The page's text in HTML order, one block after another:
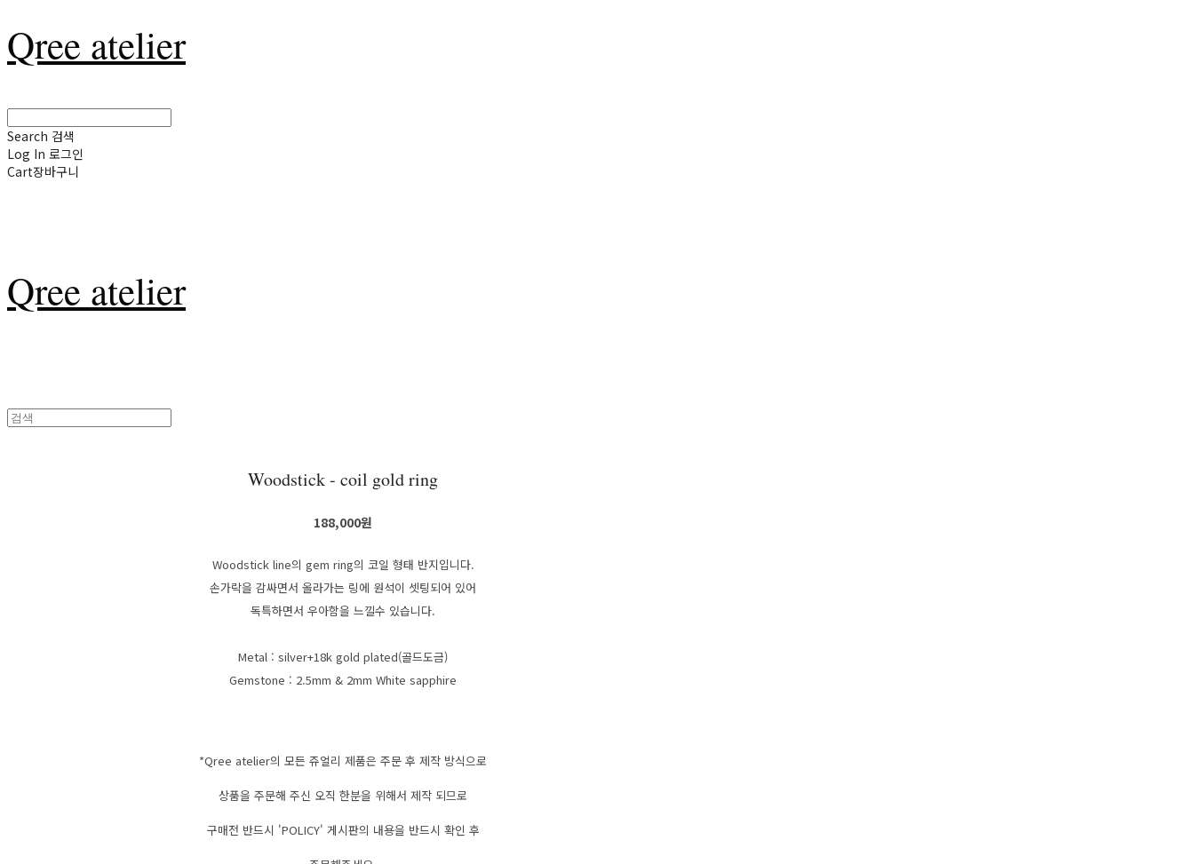
Qree atelier
Search 검색
Log In 로그인
Cart장바구니
Qree atelier
Woodstick - coil gold ring
188,000원
Woodstick line의 gem ring의 코일 형태 반지입니다.
손가락을 감싸면서 올라가는 링에 원석이 셋팅되어 있어
독특하면서 우아함을 느낄수 있습니다.
Metal : silver+18k gold plated(골드도금)
Gemstone : 2.5mm & 2mm White sapphire
*Qree atelier의 모든 쥬얼리 제품은 주문 후 제작 방식으로
상품을 주문해 주신 오직 한분을 위해서 제작 되므로
구매전 반드시 'POLICY' 게시판의 내용을 반드시 확인 후